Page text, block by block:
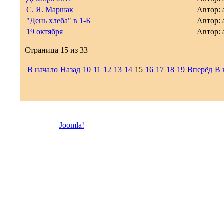
С. Я. Маршак
Автор:
"День хлеба" в 1-Б
Автор:
19 октября
Автор:
Страница 15 из 33
В начало Назад 10 11 12 13 14 15 16 17 18 19 Вперёд В
Joomla!